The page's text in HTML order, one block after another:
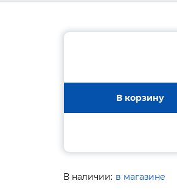
В корзину
В наличии: в магазине